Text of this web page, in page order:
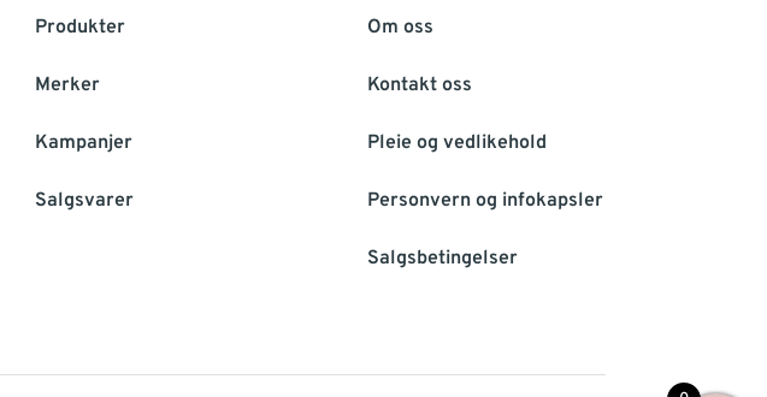
Produkter
Merker
Kampanjer
Salgsvarer
Om oss
Kontakt oss
Pleie og vedlikehold
Personvern og infokapsler
Salgsbetingelser